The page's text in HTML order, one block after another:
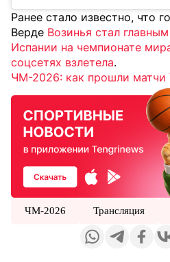
Ранее стало известно, что
Верде Возинья стал
Испании на чемпионате
соцсетях взлетела.
ЧМ-2026: как прошли матчи
ЧМ-2026 Трансляция